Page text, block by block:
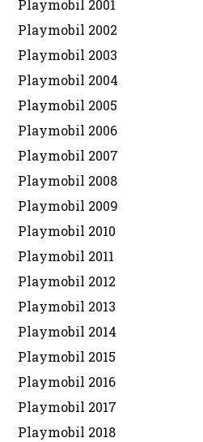
Playmobil 2001
Playmobil 2002
Playmobil 2003
Playmobil 2004
Playmobil 2005
Playmobil 2006
Playmobil 2007
Playmobil 2008
Playmobil 2009
Playmobil 2010
Playmobil 2011
Playmobil 2012
Playmobil 2013
Playmobil 2014
Playmobil 2015
Playmobil 2016
Playmobil 2017
Playmobil 2018